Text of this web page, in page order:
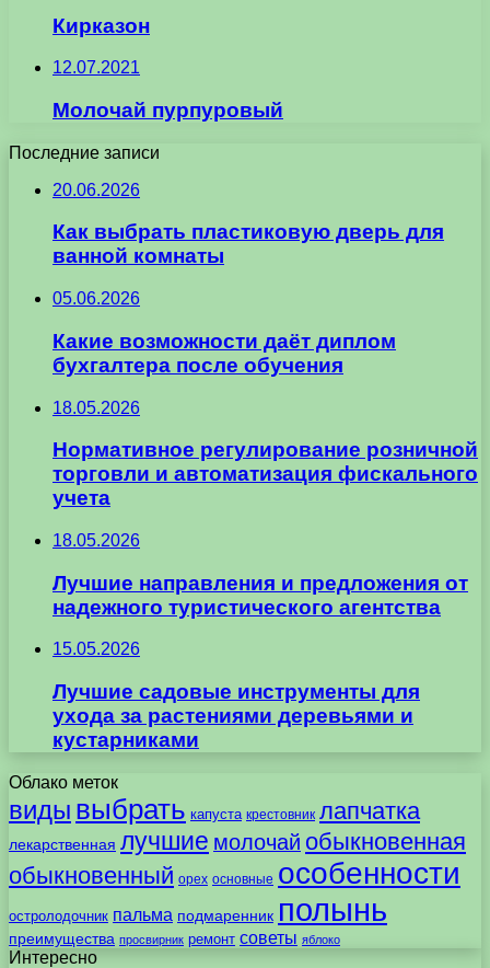
Кирказон
12.07.2021
Молочай пурпуровый
Последние записи
20.06.2026
Как выбрать пластиковую дверь для
ванной комнаты
05.06.2026
Какие возможности даёт диплом
бухгалтера после обучения
18.05.2026
Нормативное регулирование розничной
торговли и автоматизация фискального
учета
18.05.2026
Лучшие направления и предложения от
надежного туристического агентства
15.05.2026
Лучшие садовые инструменты для
ухода за растениями деревьями и
кустарниками
Облако меток
виды выбрать капуста крестовник лапчатка
лекарственная лучшие молочай обыкновенная
обыкновенный орех основные особенности
остролодочник пальма подмаренник полынь
преимущества просвирник ремонт советы яблоко
Интересно